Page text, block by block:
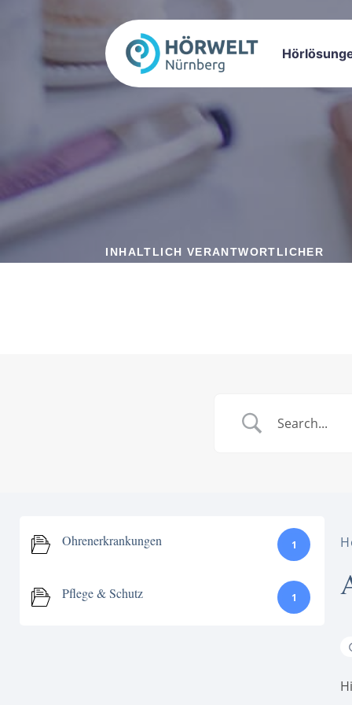
INHALTLICH VERANTWORTLICHER
Ohrenerkrankungen 1
Pflege & Schutz 1